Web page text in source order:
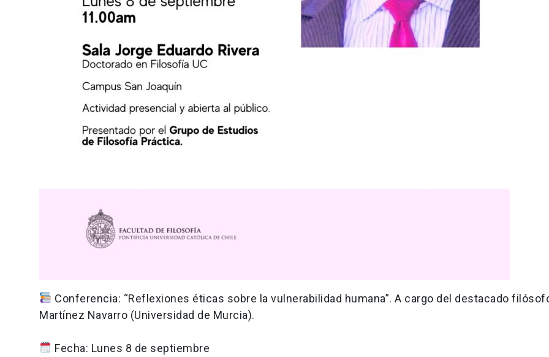
Conferencia: “Reflexiones éticas sobre la vulnerabilidad humana”. A cargo del destacado
Martínez Navarro (Universidad de Murcia).
Fecha: Lunes 8 de septiembre